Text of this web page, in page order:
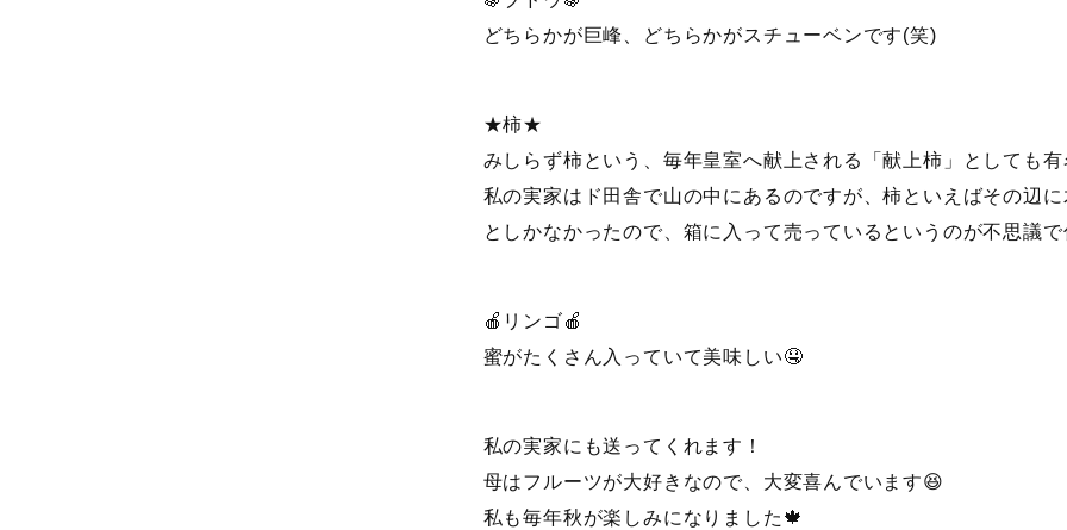
どちらかが巨峰、どちらかがスチューベンです(笑)
★柿★
みしらず柿という、毎年皇室へ献上される「献上柿」としても
私の実家はド田舎で山の中にあるのですが、柿といえばその辺
としかなかったので、箱に入って売っているというのが不思議
🍎リンゴ🍎
蜜がたくさん入っていて美味しい🤤
私の実家にも送ってくれます！
母はフルーツが大好きなので、大変喜んでいます😆
私も毎年秋が楽しみになりました🍁